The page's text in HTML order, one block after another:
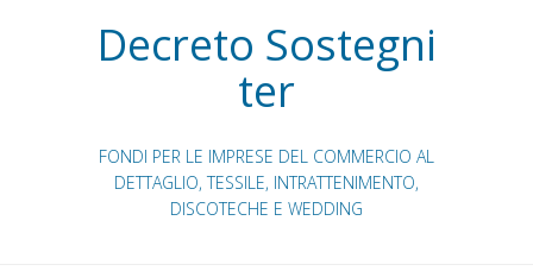
Decreto Sostegni
ter
FONDI PER LE IMPRESE DEL COMMERCIO AL
DETTAGLIO, TESSILE, INTRATTENIMENTO,
DISCOTECHE E WEDDING